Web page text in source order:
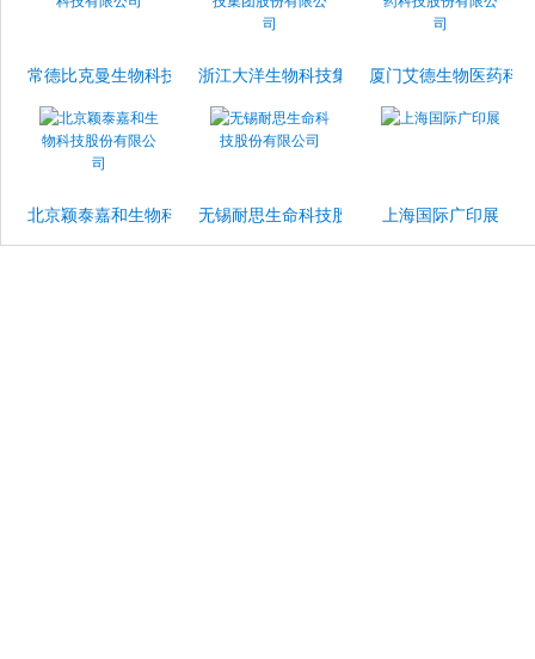
常德比克曼生物科技有限公司浙江大洋生物科技集团股份有限公司
厦门艾德生物医药科
北京颖泰嘉和生物科技股份有限公司无锡耐思生命科技股份有限公司上海国际广印展